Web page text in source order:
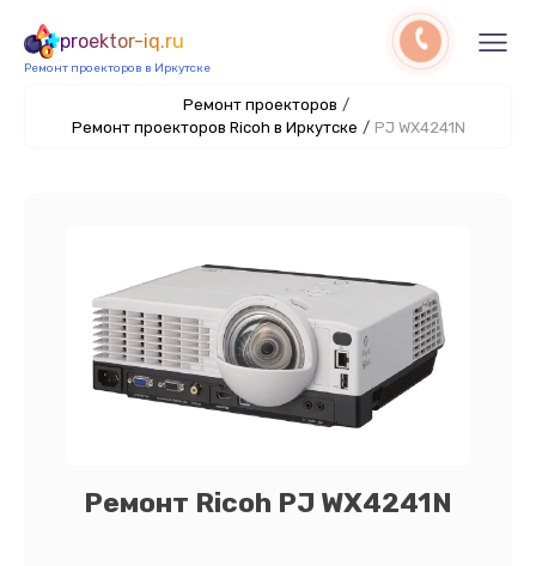
proektor-iq.ru
Ремонт проекторов в Иркутске
Ремонт проекторов /
Ремонт проекторов Ricoh в Иркутске / PJ WX4241N
Ремонт Ricoh PJ WX4241N